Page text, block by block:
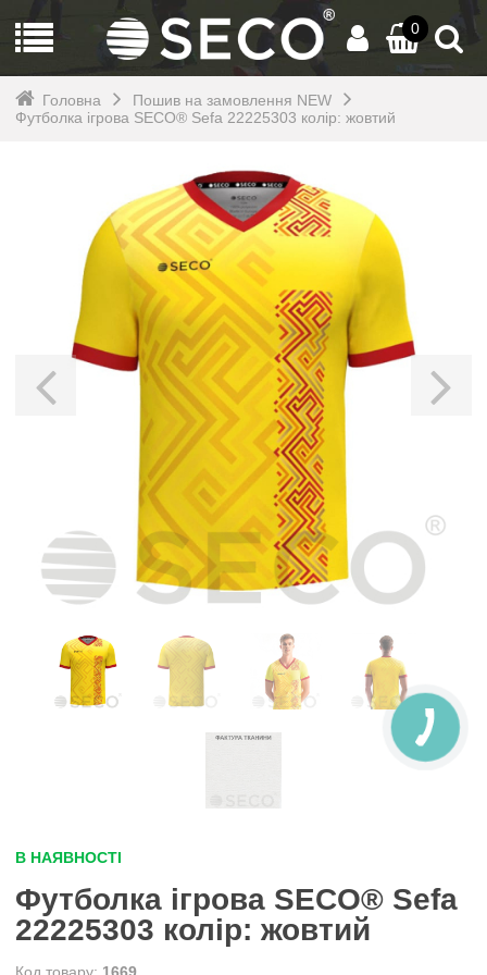
0
Головна
Пошив на замовлення NEW
Футболка ігрова SECO® Sefa 22225303 колiр: жовтий
В НАЯВНОСТІ
Футболка ігрова SECO® Sefa
22225303 колiр: жовтий
1669